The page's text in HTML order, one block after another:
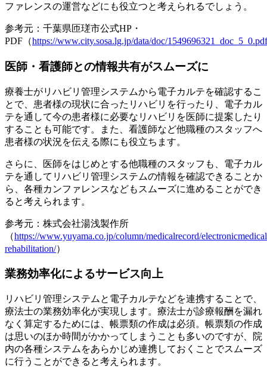
ファレンスの運営などにも役立つと考えられるでしょう。
参考元：千葉県匝瑳市公式HP・
PDF（https://www.city.sosa.lg.jp/data/doc/1549696321_doc_5_0.pdf
医師・看護師との情報共有がスムーズに
療養士がリハビリ管理システムから電子カルテを確認するこ
とで、 患者様の現状に合ったリハビリを行ったり、電子カル
テを通して今の患者様に必要なリハビリを医師に提案したり
することも可能です。また、看護師など他職種のスタッフへ
患者様の状況を伝える際にも役立ちます。
さらに、医師をはじめとする他職種のスタッフも、電子カル
テを通してリハビリ管理システムの情報を確認できることか
ら、各種カンファレンスなどもスムーズに進めることができ
ると考えられます。
参考元：株式会社湯浅製作所
（https://www.yuyama.co.jp/column/medicalrecord/
rehabilitation/）
業務効率化によるサービス向上
リハビリ管理システムと電子カルテなどを連携することで、
療法士の業務効率化が実現 します。療法士が診療報酬を漏れ
なく算定するためには、帳票類の作成は必須。帳票類の作成
は思いのほか時間がかかってしまうことも多いのですが、院
内の各種システムをあらかじめ連携しておくことでスムーズ
に行うことができると考えられます。